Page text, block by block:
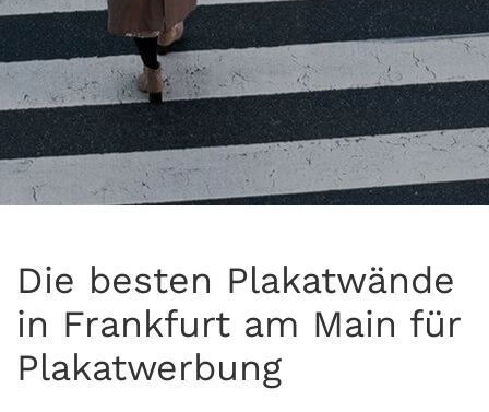
Die besten Plakatwände
in Frankfurt am Main für
Plakatwerbung